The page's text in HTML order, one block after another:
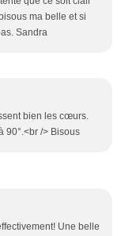
ma belle et si
Sandra
bien les cœurs.
90°.<br /> Bisous
Une belle